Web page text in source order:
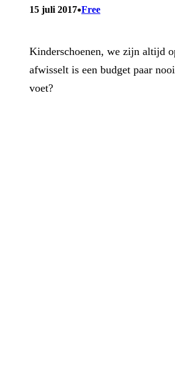
15 juli 2017•Free
Kinderschoenen, we zijn altijd
afwisselt is een budget paar
voet?